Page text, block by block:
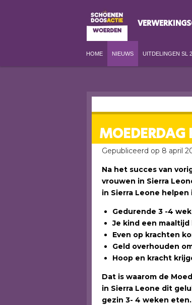
HOME NIEUWS UITDELINGEN SL
MOEDERDAG
Gepubliceerd op 8 april
Na het succes van
vrouwen in Sierra
in Sierra Leone
Gedurende 3 -4
Je kind een
Even op krachten
Geld overhouden
Hoop en kracht
Dat is waarom de
in Sierra Leone dit
gezin 3- 4 weken